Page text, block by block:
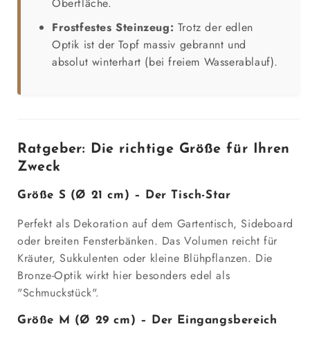
Frostfestes Steinzeug: Trotz der edlen
Optik ist der Topf massiv gebrannt und
absolut winterhart (bei freiem Wasserablauf).
Ratgeber: Die richtige Größe für Ihren
Zweck
Größe S (Ø 21 cm) – Der Tisch-Star
Perfekt als Dekoration auf dem Gartentisch, Sideboard
oder breiten Fensterbänken. Das Volumen reicht für
Kräuter, Sukkulenten oder kleine Blühpflanzen. Die
Bronze-Optik wirkt hier besonders edel als
"Schmuckstück".
Größe M (Ø 29 cm) – Der Eingangsbereich